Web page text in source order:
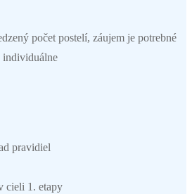
počet postelí, záujem je potrebné
individuálne
pravidiel
cieli 1. etapy